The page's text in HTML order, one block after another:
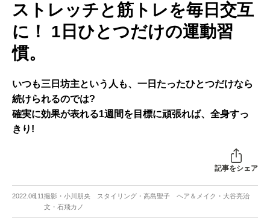
ストレッチと筋トレを毎日交互
に！ 1日ひとつだけの運動習
慣。
いつも三日坊主という人も、一日たったひとつだけなら
続けられるのでは?
確実に効果が表れる1週間を目標に頑張れば、全身すっ
きり!
記事をシェア
2022.06.11撮影・小川朋央 スタイリング・高島聖子 ヘア＆メイク・大谷亮治
文・石飛カノ